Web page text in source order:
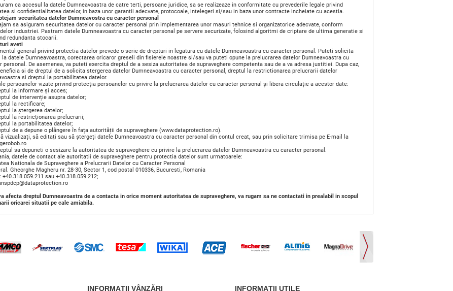
ca accesul la datele Dumneavoastra de catre terti, persoane juridice, sa se realizeaze in conformitate cu prevederile legale privind
si confidentialitatea datelor, in baza unor garantii adecvate, protocoale, intelegeri si/sau in baza unor contracte incheiate cu acestia.
securitatea datelor Dumneavostra cu caracter personal
sa asiguram securitatea datelor cu caracter personal prin implementarea unor masuri tehnice si organizatorice adecvate, conform
industriei. Pastram datele Dumneavoastra cu caracter personal pe servere securizate, folosind algoritmi de criptare de ultima generatie si
redundanta stocarii.
aveti
general privind protectia datelor prevede o serie de drepturi in legatura cu datele Dumneavoastra cu caracter personal. Puteti solicita
la datele Dumneavoastra, corectarea oricaror greseli din fisierele noastre si/sau va puteti opune la prelucrarea datelor Dumneavoastra cu
personal. De asemenea, va puteti exercita dreptul de a sesiza autoritatea de supraveghere competenta sau de a va adresa justitiei. Dupa caz,
si de dreptul de a solicita stergerea datelor Dumneavoastra cu caracter personal, dreptul la restrictionarea prelucrarii datelor
si dreptul la portabilitatea datelor.
persoanelor vizate privind protecția persoanelor cu privire la prelucrarea datelor cu caracter personal și libera circulație a acestor date:
la informare și acces;
de intervenție asupra datelor;
la rectificare;
la ștergerea datelor;
la restricționarea prelucrarii;
la portabilitatea datelor;
de a depune o plângere în fața autorității de supraveghere (www.dataprotection.ro).
vizualizați, să editați sau să ștergeți datele Dumneavoastra cu caracter personal din contul creat, sau prin solicitare trimisa pe E-mail la
sa depuneti o sesizare la autoritatea de supraveghere cu privire la prelucrarea datelor Dumneavoastra cu caracter personal.
datele de contact ale autoritatii de supraveghere pentru protectia datelor sunt urmatoarele:
Nationala de Supraveghere a Prelucrarii Datelor cu Caracter Personal
ral. Gheorghe Magheru nr. 28-30, Sector 1, cod postal 010336, Bucuresti, Romania
+40.318.059.211 sau +40.318.059.212;
afecta dreptul Dumneavoastra de a contacta in orice moment autoritatea de supraveghere, va rugam sa ne contactati in prealabil in scopul
oricarei situatii pe cale amiabila.
INFORMAŢII VÂNZĂRI INFORMAŢII UTILE